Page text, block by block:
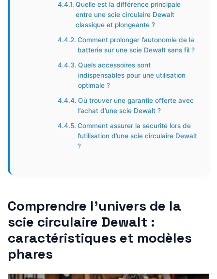
Quelle est la différence principale
entre une scie circulaire Dewalt
classique et plongeante ?
Comment prolonger l’autonomie de la
batterie sur une scie Dewalt sans fil ?
Quels accessoires sont
indispensables pour une utilisation
optimale ?
Où trouver une garantie offerte avec
l’achat d’une scie Dewalt ?
Comment assurer la sécurité lors de
l’utilisation d’une scie circulaire Dewalt
?
Comprendre l’univers de la
scie circulaire Dewalt :
caractéristiques et modèles
phares